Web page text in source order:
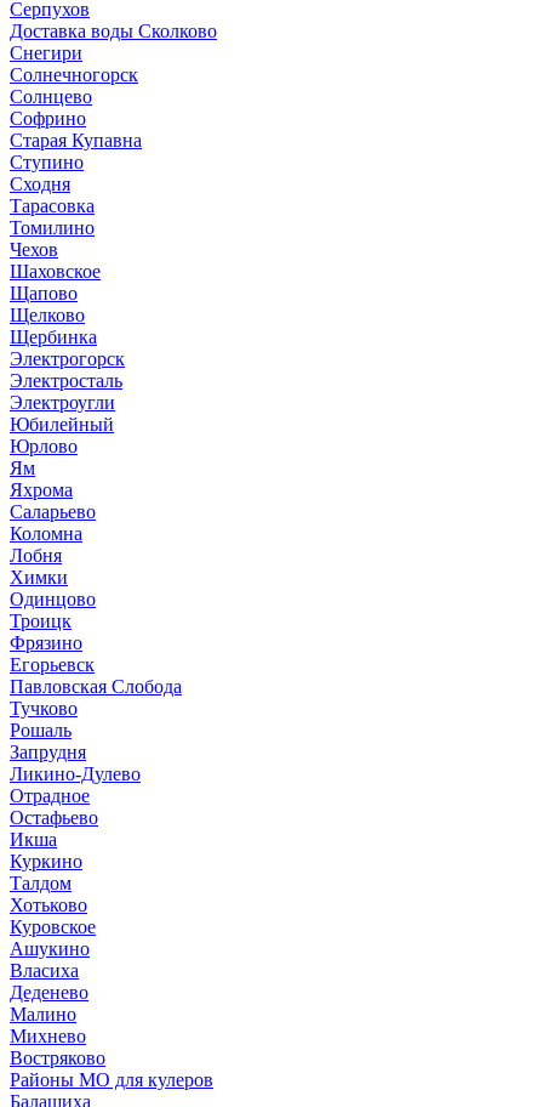
Серпухов
Доставка воды Сколково
Снегири
Солнечногорск
Солнцево
Софрино
Старая Купавна
Ступино
Сходня
Тарасовка
Томилино
Чехов
Шаховское
Щапово
Щелково
Щербинка
Электрогорск
Электросталь
Электроугли
Юбилейный
Юрлово
Ям
Яхрома
Саларьево
Коломна
Лобня
Химки
Одинцово
Троицк
Фрязино
Егорьевск
Павловская Слобода
Тучково
Рошаль
Запрудня
Ликино-Дулево
Отрадное
Остафьево
Икша
Куркино
Талдом
Хотьково
Куровское
Ашукино
Власиха
Деденево
Малино
Михнево
Востряково
Районы МО для кулеров
Балашиха